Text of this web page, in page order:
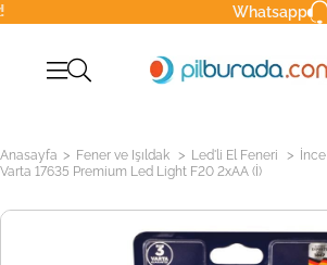
Whatsapp
Anasayfa > Fener ve Işıldak > Led'li El Feneri >
Varta 17635 Premium Led Light F20 2xAA (İ)